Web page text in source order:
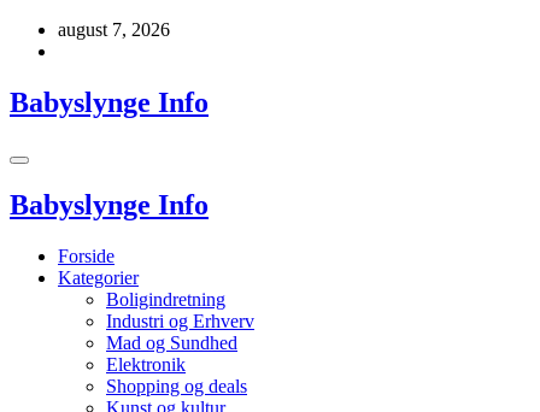
Videreaugust 7, 2026
Babyslynge Info
Babyslynge Info
Forside
Kategorier
Boligindretning
Industri og Erhverv
Mad og Sundhed
Elektronik
Shopping og deals
Kunst og kultur